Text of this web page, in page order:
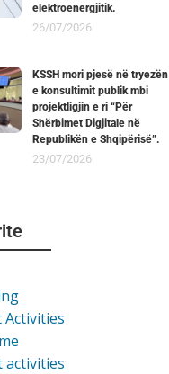
elektroenergjitik.
26/07/2026
KSSH mori pjesë në tryezën
e konsultimit publik mbi
projektligjin e ri “Për
Shërbimet Digjitale në
Republikën e Shqipërisë”.
23/07/2026
Activities
activities